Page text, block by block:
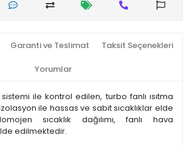
Garanti ve Teslimat Taksit Seçenekleri
Yorumlar
ile kontrol edilen, turbo fanlı ısıtma
ile hassas ve sabit sıcaklıklar elde
sıcaklık dağılımı, fanlı hava
edilmektedir.